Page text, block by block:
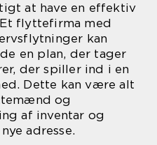
at have en effektiv
flyttefirma med
kan
en plan, der tager
der spiller ind i en
Dette kan være alt
og
af inventar og
adresse.